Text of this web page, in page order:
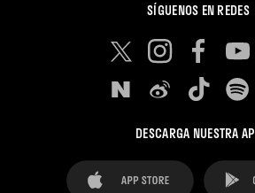
SÍGUENOS EN REDES
DESCARGA NUESTRA